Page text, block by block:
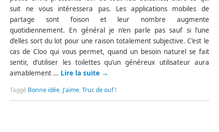
suit ne vous intéressera pas. Les applications mobiles de
partage sont foison et leur nombre augmente
quotidiennement. En général je n’en parle pas sauf si l’une
d’elles sort du lot pour une raison totalement subjective. C’est le
cas de Cloo qui vous permet, quand un besoin naturel se fait
sentir, d’utiliser les toilettes qu’un généreux utilisateur aura
aimablement … Lire la suite →
Taggé Bonne idée, J'aime,Truc de ouf !